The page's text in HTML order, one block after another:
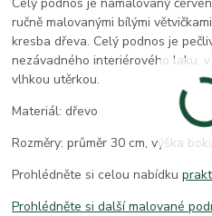
ručně malovanými bílými
kresba dřeva. Celý podnos je
nezávadného interiérového laku,
vlhkou utěrkou.
Materiál: dřevo
Rozměry: průměr 30 cm, výška
Prohlédněte si celou nabídku
Prohlédněte si další malované